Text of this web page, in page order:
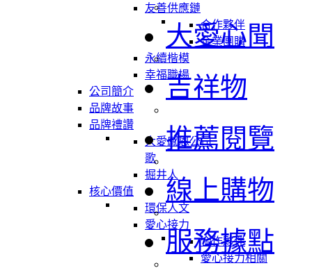
友善供應鏈
合作夥伴
企業團購
永續楷模
幸福職場
公司簡介
品牌故事
品牌禮讚
大愛感恩公司
歌
掘井人
核心價值
環保人文
愛心接力
合作夥伴
愛心接力相關
大愛心聞
吉祥物
推薦閱覽
線上購物
服務據點